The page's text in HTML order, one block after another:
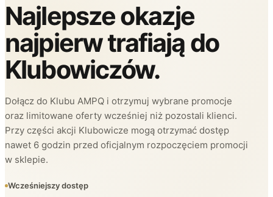
Najlepsze okazje
najpierw trafiają do
Klubowiczów.
Dołącz do Klubu AMPQ i otrzymuj wybrane promocje
oraz limitowane oferty wcześniej niż pozostali klienci.
Przy części akcji Klubowicze mogą otrzymać dostęp
nawet 6 godzin przed oficjalnym rozpoczęciem promocji
w sklepie.
Wcześniejszy dostęp